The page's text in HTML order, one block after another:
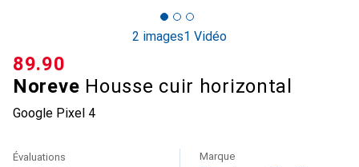
2 images1 Vidéo
Noreve Housse cuir horizontal
Google Pixel 4
CHF
89.90
Évaluations Marque